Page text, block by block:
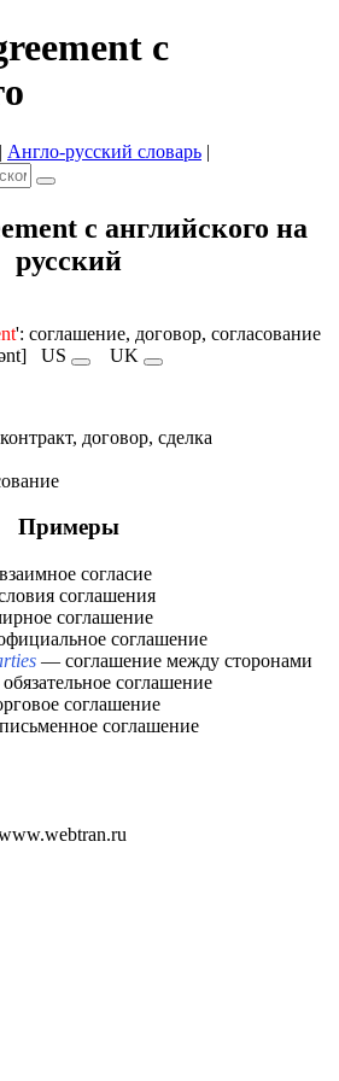
с
| Англо-русский словарь |
с английского на
русский
': соглашение, договор, согласование
US
UK
договор, сделка
Примеры
согласие
соглашения
соглашение
соглашение
— соглашение между сторонами
соглашение
соглашение
соглашение